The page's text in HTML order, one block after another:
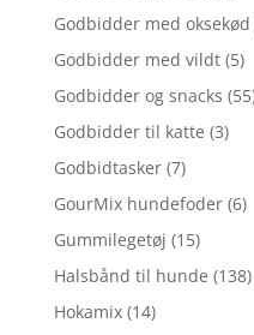
Godbidder med oksekød
Godbidder med vildt (5)
Godbidder og snacks
Godbidder til katte (3)
Godbidtasker (7)
GourMix hundefoder (6)
Gummilegetøj (15)
Halsbånd til hunde (138)
Hokamix (14)